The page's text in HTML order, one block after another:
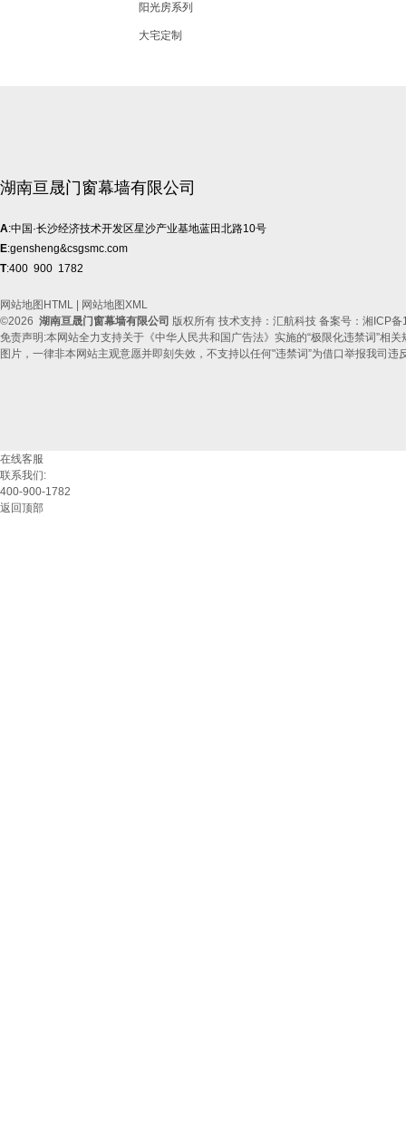
阳光房系列
大宅定制
湖南亘晟门窗幕墙有限公司
A:中国·长沙经济技术开发区星沙产业基地蓝田北路10号
E:gensheng&csgsmc.com
T:400 900 1782
网站地图HTML | 网站地图XML
©2026 湖南亘晟门窗幕墙有限公司 版权所有 技术支持：汇航科技 备案号： 湘ICP备
免责声明:本网站全力支持关于《中华人民共和国广告法》实施的“极限化违禁词”相
图片，一律非本网站主观意愿并即刻失效，不支持以任何"违禁词”为借口举报我司
在线客服
联系我们:
400-900-1782
返回顶部